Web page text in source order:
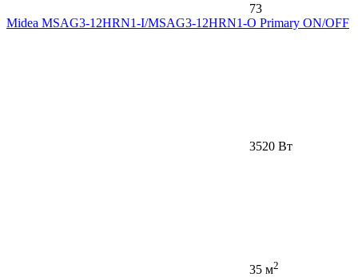
73
Midea MSAG3-12HRN1-I/MSAG3-12HRN1-O Primary ON/OFF
3520 Вт
35 м2